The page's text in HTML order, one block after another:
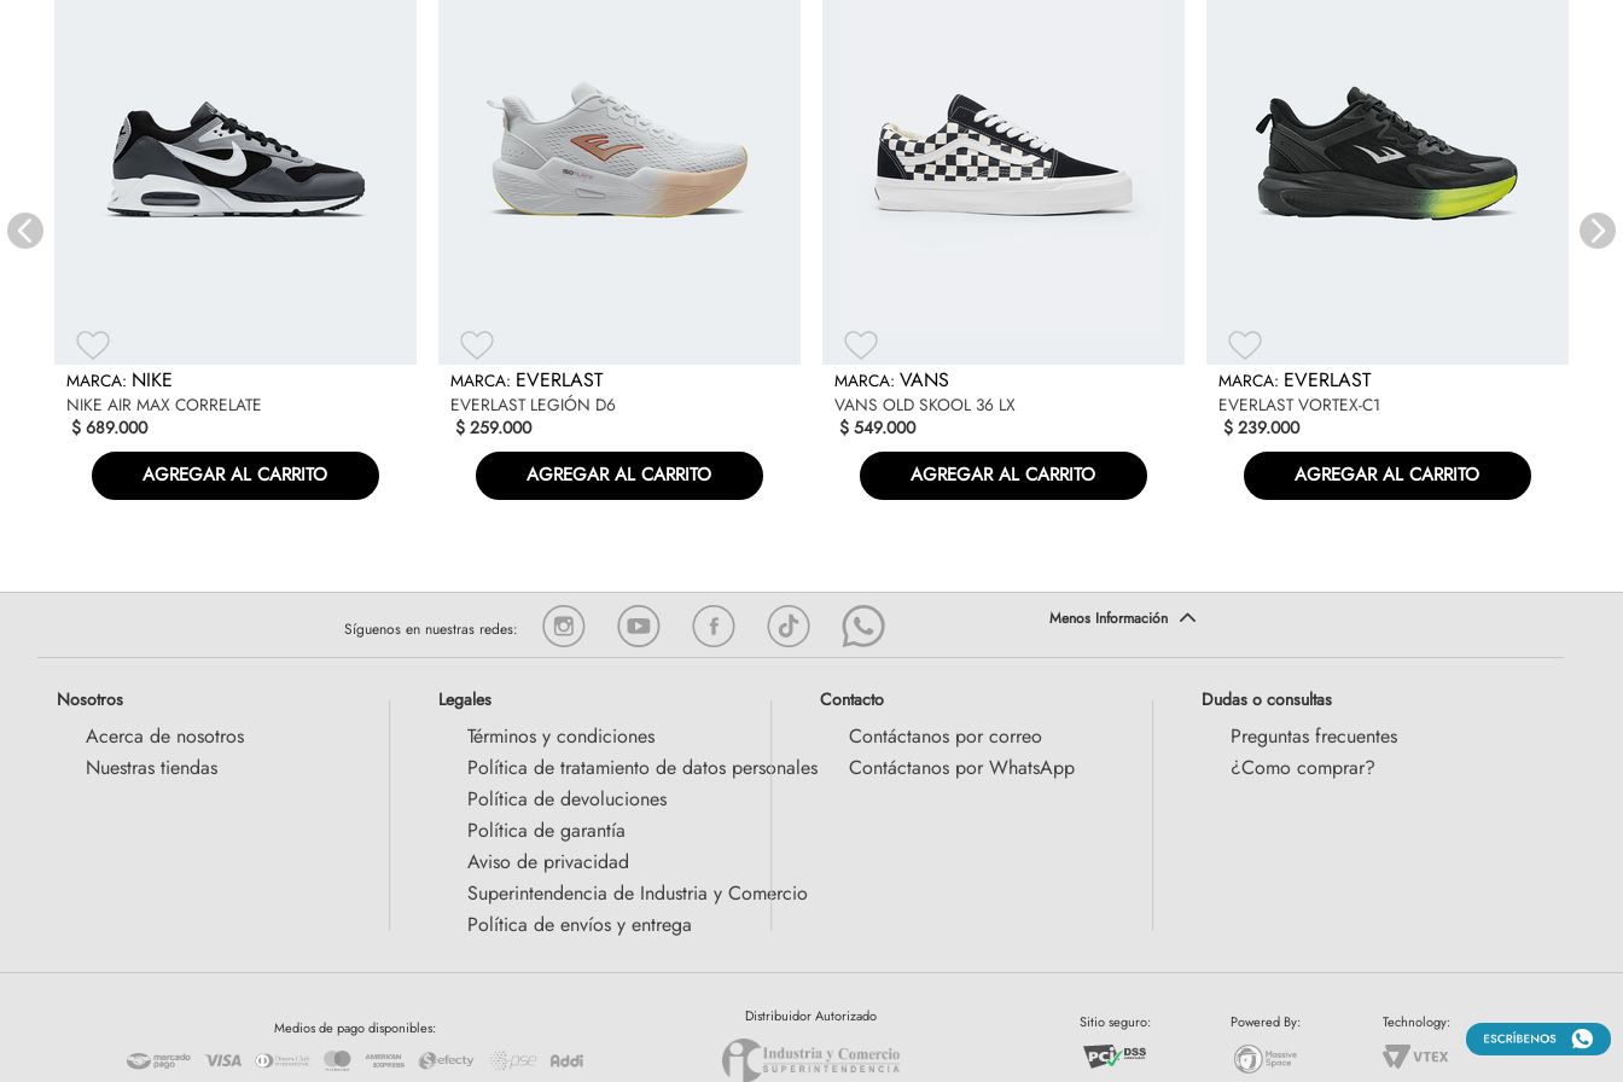
Especificaciones
NIKE
NIKE AIR MAX CORRELATE
$ 689.000
AGREGAR AL CARRITO
EVERLAST
EVERLAST LEGIÓN D6
$ 259.000
AGREGAR AL CARRITO
VANS
VANS OLD SKOOL 36 LX
$ 549.000
AGREGAR AL CARRITO
EVERLAST
EVERLAST VORTEX-C1
$ 239.000
AGREGAR AL CARRITO
Síguenos en nuestras redes:
Nosotros
Acerca de nosotros
Nuestras tiendas
Legales
Términos y condiciones
Política de tratamiento de datos personales
Política de devoluciones
Política de garantía
Aviso de privacidad
Superintendencia de Industria y Comercio
Política de envíos y entrega
Contacto
Contáctanos por correo
Contáctanos por WhatsApp
Dudas o consultas
Preguntas frecuentes
¿Como comprar?
Medios de pago disponibles:
Distribuidor Autorizado Sitio seguro: Powered By: Technology: